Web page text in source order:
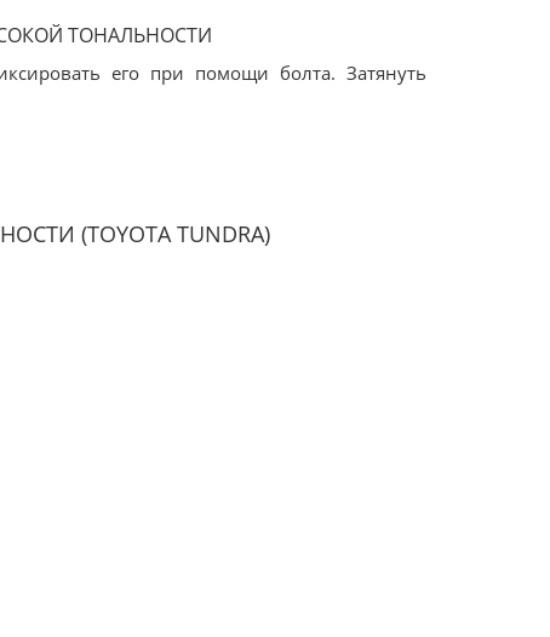
ТОНАЛЬНОСТИ
его при помощи болта. Затянуть
(TOYOTA TUNDRA)